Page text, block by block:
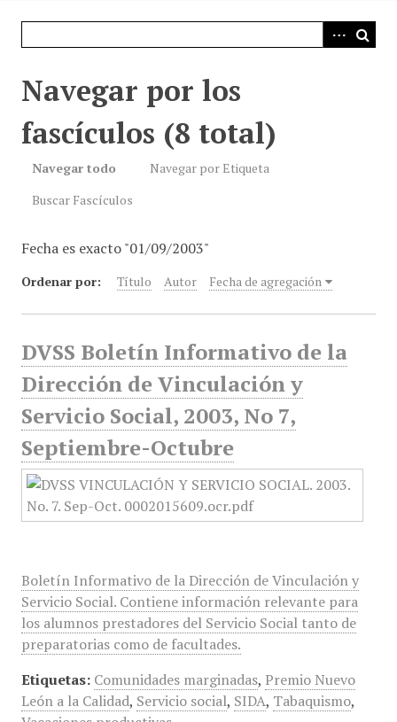
Navegar por los
fascículos (8 total)
Navegar todo
Navegar por Etiqueta
Buscar Fascículos
Fecha es exacto "01/09/2003"
Ordenar por: Título Autor Fecha de agregación
DVSS Boletín Informativo de la
Dirección de Vinculación y
Servicio Social, 2003, No 7,
Septiembre-Octubre
Boletín Informativo de la Dirección de Vinculación y
Servicio Social. Contiene información relevante para
los alumnos prestadores del Servicio Social tanto de
preparatorias como de facultades.
Etiquetas: Comunidades marginadas, Premio Nuevo
León a la Calidad, Servicio social, SIDA, Tabaquismo,